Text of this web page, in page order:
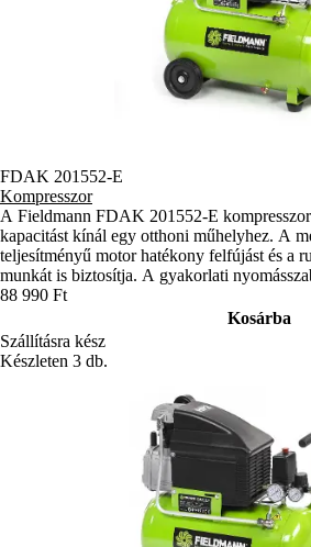
FDAK 201552-E
Kompresszor
A Fieldmann FDAK 201552-E
kapacitást kínál egy otthoni műhelyhez. A
teljesítményű motor hatékony felfújást és a
munkát is biztosítja. A gyakorlati
literes tartály kényelmes használatot tesz
88 990 Ft
Kosárba
Szállításra kész
Készleten 3 db.